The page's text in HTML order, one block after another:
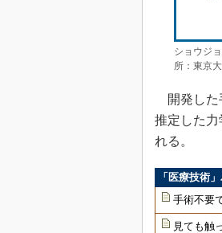
ショウジ
所：東京
開発した
推定した
れる。
「医療技術
手術不要
見ても触